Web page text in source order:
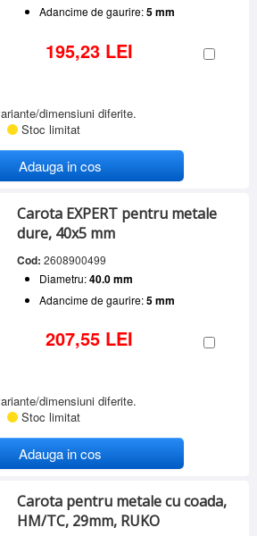
Adancime de gaurire:5 mm
195,23 LEI
dimensiuni diferite.
Stoc limitat
Adauga in cos
Carota EXPERT pentru metale
dure, 40x5 mm
Cod: 2608900499
Diametru:40.0 mm
Adancime de gaurire:5 mm
207,55 LEI
dimensiuni diferite.
Stoc limitat
Adauga in cos
Carota pentru metale cu coada,
HM/TC, 29mm, RUKO